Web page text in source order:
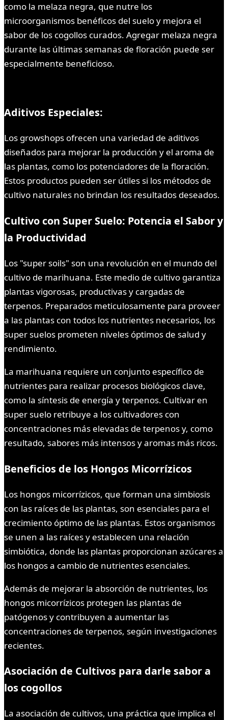
como la melaza negra, que nutre los
microorganismos benéficos del suelo y mejora el
sabor de los cogollos curados. Agregar melaza negra
durante las últimas semanas de floración puede ser
especialmente beneficioso.
Aditivos Especiales:
Los growshops ofrecen una variedad de aditivos
diseñados para mejorar la producción y el aroma de
las plantas, como los potenciadores de la floración.
Estos productos pueden ser útiles si los métodos de
cultivo naturales no brindan los resultados deseados.
Cultivo con Super Suelo: Potencia el Sabor y
la Productividad
Los "super soils" son una revolución en el mundo del
cultivo de marihuana. Este medio de cultivo garantiza
plantas vigorosas, productivas y cargadas de
terpenos. Preparados meticulosamente para proveer
a las plantas con todos los nutrientes necesarios, los
super suelos prometen niveles óptimos de salud y
rendimiento.
La marihuana requiere un conjunto específico de
nutrientes para realizar procesos biológicos clave,
como la síntesis de energía y terpenos. Cultivar en
super suelo retribuye a los cultivadores con
concentraciones más elevadas de terpenos y, como
resultado, sabores más intensos y aromas más ricos.
Beneficios de los Hongos Micorrízicos
Los hongos micorrízicos, que forman una simbiosis
con las raíces de las plantas, son esenciales para el
crecimiento óptimo de las plantas. Estos organismos
se unen a las raíces y establecen una relación
simbiótica, donde las plantas proporcionan azúcares a
los hongos a cambio de nutrientes esenciales.
Además de mejorar la absorción de nutrientes, los
hongos micorrízicos protegen las plantas de
patógenos y contribuyen a aumentar las
concentraciones de terpenos, según investigaciones
recientes.
Asociación de Cultivos para darle sabor a
los cogollos
La asociación de cultivos, una práctica que implica el